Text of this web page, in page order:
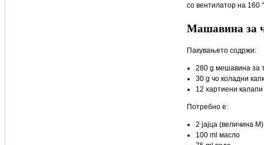
со вентилатор на 160
Машавина за
Пакувањето содржи:
280 g мешавина за
30 g чо коладни
12 хартиени калапи
Потребно е:
2 јајца (величина М)
100 ml масло